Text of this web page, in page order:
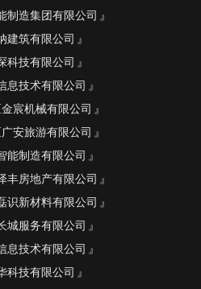
制造集团有限公司
建筑有限公司
科技有限公司
息技术有限公司
宸机械有限公司
安旅游有限公司
能制造有限公司
丰房地产有限公司
识新材料有限公司
城服务有限公司
息技术有限公司
科技有限公司